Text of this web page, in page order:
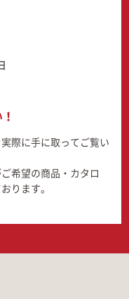
際に手に取ってご覧い
希望の商品・カタロ
ります。